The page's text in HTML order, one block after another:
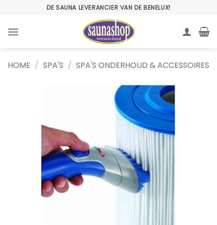
inhoud
DE SAUNA LEVERANCIER VAN DE BENELUX!
HOME / SPA'S / SPA'S ONDERHOUD & ACCESSOIRES